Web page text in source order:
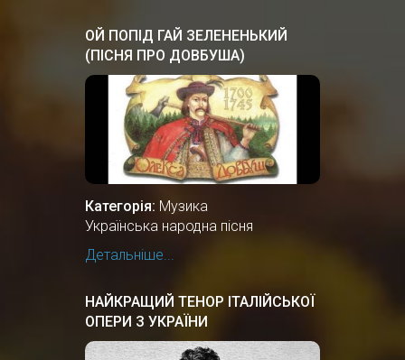
ОЙ ПОПІД ГАЙ ЗЕЛЕНЕНЬКИЙ
(ПІСНЯ ПРО ДОВБУША)
Категорія: Музика
Українська народна пісня
Детальніше...
НАЙКРАЩИЙ ТЕНОР ІТАЛІЙСЬКОЇ
ОПЕРИ З УКРАЇНИ